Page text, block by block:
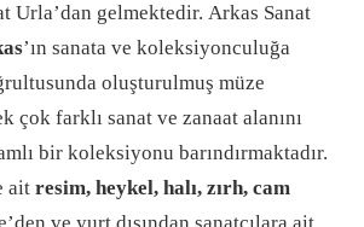
Urla’dan gelmektedir. Arkas Sanat
’ın sanata ve koleksiyonculuğa
oluşturulmuş müze
çok farklı sanat ve zanaat alanını
bir koleksiyonu barındırmaktadır.
ait resim, heykel, halı, zırh, cam